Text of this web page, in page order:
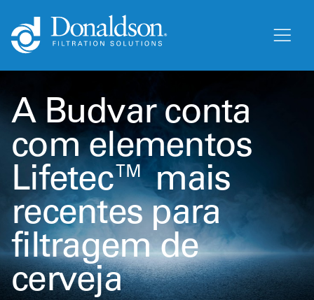
A Budvar conta
com elementos
Lifetec™ mais
recentes para
filtragem de
cerveja